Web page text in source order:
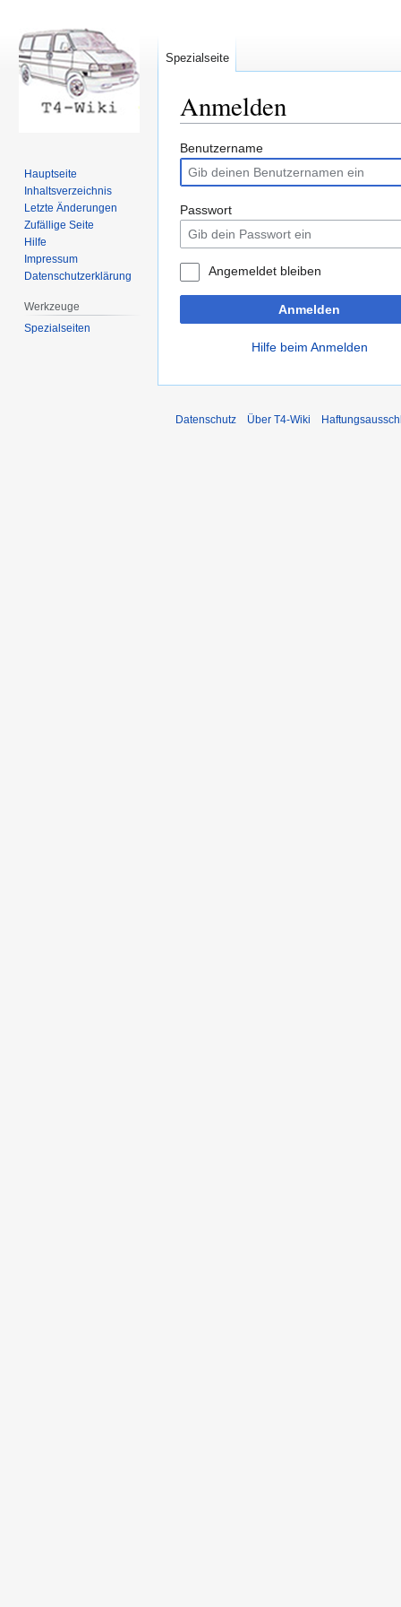
Anmelden
Zur
Navigation
springen
Zur
Suche
springen
Benutzername
Passwort
Angemeldet bleiben
Anmelden
Hilfe beim Anmelden
Spezialseite
Hauptseite
Inhaltsverzeichnis
Letzte Änderungen
Zufällige Seite
Hilfe
Impressum
Datenschutzerklärung
Werkzeuge
Spezialseiten
Datenschutz Über T4-Wiki